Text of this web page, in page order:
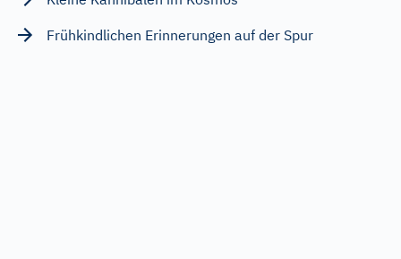
Frühkindlichen Erinnerungen auf der Spur